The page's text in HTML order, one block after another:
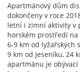
Apartmánový dům
dokončeny v roce
letní i zimní aktivity v
horském prostředí na
6-9 km od lyžařských
9 km od Jeseníku, 24
apartmánu je obývací